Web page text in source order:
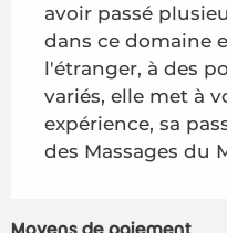
avoir passé
dans ce domaine
l'étranger, à des
variés, elle met à
expérience, sa
des Massages du